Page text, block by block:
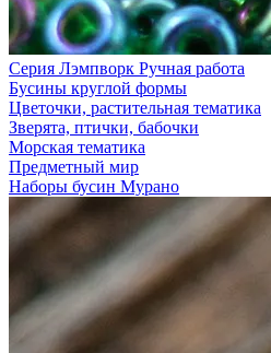
Серия Лэмпворк Ручная работа
Бусины круглой формы
Цветочки, растительная тематика
Зверята, птички, бабочки
Морская тематика
Предметный мир
Наборы бусин Мурано